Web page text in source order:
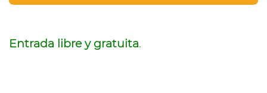
Entrada libre y gratuita.